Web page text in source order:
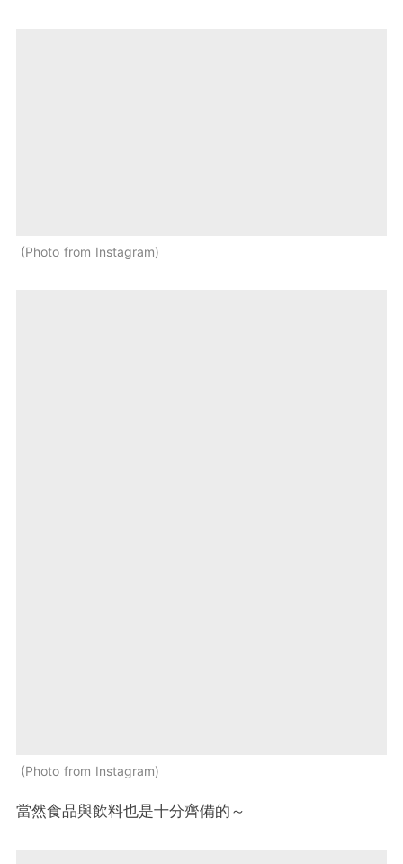
Photo from Instagram
Photo from Instagram
當然食品與飲料也是十分齊備的～